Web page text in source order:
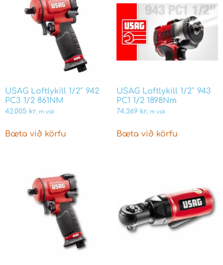
USAG Loftlykill 1/2″ 942
PC3 1/2 861NM
42.005 kr. m vsk
Bæta við körfu
USAG Loftlykill 1/2″ 943
PC1 1/2 1898Nm
74.369 kr. m vsk
Bæta við körfu